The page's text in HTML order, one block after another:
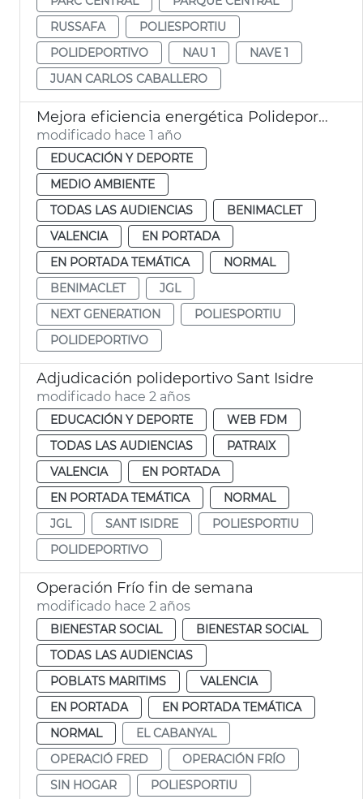
RUSSAFA
POLIESPORTIU
POLIDEPORTIVO
NAU 1
NAVE 1
JUAN CARLOS CABALLERO
Mejora eficiencia energética Polideportivo Benimaclet
modificado hace 1 año
EDUCACIÓN Y DEPORTE
MEDIO AMBIENTE
TODAS LAS AUDIENCIAS
BENIMACLET
VALENCIA
EN PORTADA
EN PORTADA TEMÁTICA
NORMAL
BENIMACLET
JGL
NEXT GENERATION
POLIESPORTIU
POLIDEPORTIVO
Adjudicación polideportivo Sant Isidre
modificado hace 2 años
EDUCACIÓN Y DEPORTE
WEB FDM
TODAS LAS AUDIENCIAS
PATRAIX
VALENCIA
EN PORTADA
EN PORTADA TEMÁTICA
NORMAL
JGL
SANT ISIDRE
POLIESPORTIU
POLIDEPORTIVO
Operación Frío fin de semana
modificado hace 2 años
BIENESTAR SOCIAL
BIENESTAR SOCIAL
TODAS LAS AUDIENCIAS
POBLATS MARITIMS
VALENCIA
EN PORTADA
EN PORTADA TEMÁTICA
NORMAL
EL CABANYAL
OPERACIÓ FRED
OPERACIÓN FRÍO
SIN HOGAR
POLIESPORTIU